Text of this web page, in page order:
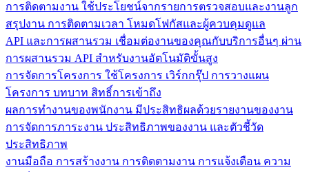
การติดตามงาน ใช้ประโยชน์จากรายการตรวจสอบและงานลูก
สรุปงาน การติดตามเวลา โหมดโฟกัสและผู้ควบคุมดูแล
API และการผสานรวม เชื่อมต่องานของคุณกับบริการอื่นๆ ผ่าน
การผสานรวม API สำหรับงานอัตโนมัติขั้นสูง
การจัดการโครงการ ใช้โครงการ เวิร์กกรุ๊ป การวางแผน
โครงการ บทบาท สิทธิ์การเข้าถึง
ผลการทำงานของพนักงาน มีประสิทธิผลด้วยรายงานของงาน
การจัดการภาระงาน ประสิทธิภาพของงาน และตัวชี้วัด
ประสิทธิภาพ
งานมือถือ การสร้างงาน การติดตามงาน การแจ้งเตือน ความ